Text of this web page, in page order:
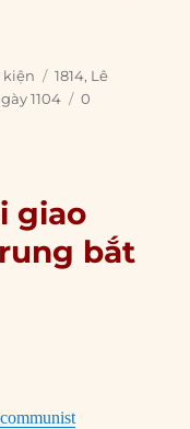
Bonaparte bị đày
kiện Tags
1814, Lê
1104
0
giao
bắt